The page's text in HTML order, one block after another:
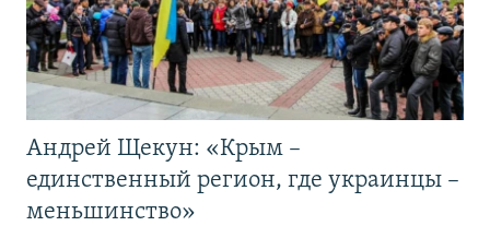
Андрей Щекун: «Крым –
единственный регион, где украинцы –
меньшинство»